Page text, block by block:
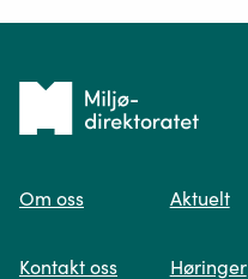
Spør oss
Tilbake
forsiden
Om oss
Kontakt oss
Aktuelt
Høringer